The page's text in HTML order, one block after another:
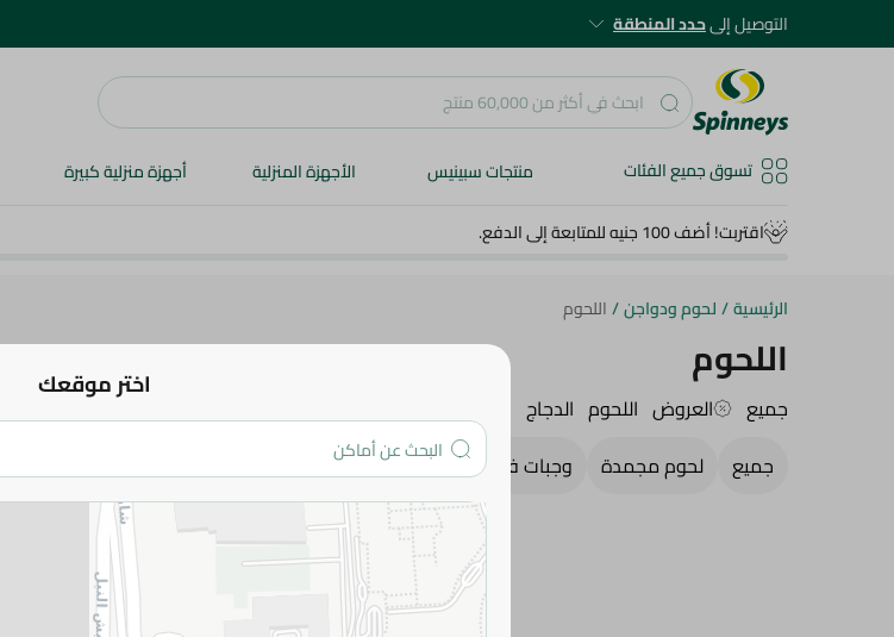
التوصيل إلىحدد المنطقة
تسوق جميع الفئات منتجات سبينيس الأجهزة المنزلية أجهزة منزلية كبيرة
اقتربت! أضف 100 جنيه للمتابعة إلى الدفع.
الرئيسية/لحوم ودواجن/اللحوم
اللحوم
جميع العروض اللحوم الدجاج
جميع
لحوم مجمدة وجبات فريش جاهزة
اختر موقعك